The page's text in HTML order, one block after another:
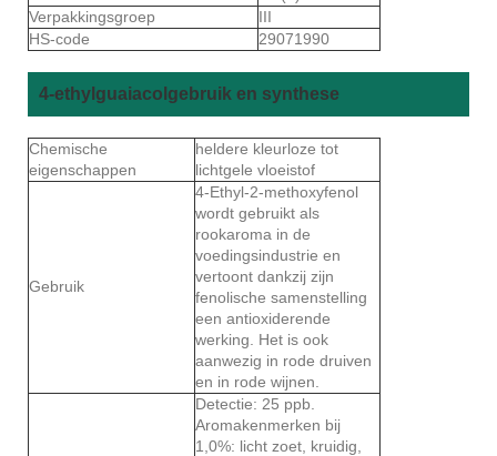
Verpakkingsgroep
III
HS-code
29071990
4-ethylguaiacolgebruik en synthese
Chemische
eigenschappen
heldere kleurloze tot
lichtgele vloeistof
Gebruik
4-Ethyl-2-methoxyfenol
wordt gebruikt als
rookaroma in de
voedingsindustrie en
vertoont dankzij zijn
fenolische samenstelling
een antioxiderende
werking. Het is ook
aanwezig in rode druiven
en in rode wijnen.
Detectie: 25 ppb.
Aromakenmerken bij
1,0%: licht zoet, kruidig,